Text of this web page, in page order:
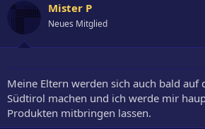
Mister P
Neues Mitglied
Meine Eltern werden sich auch bald auf
Südtirol machen und ich werde mir
Produkten mitbringen lassen.